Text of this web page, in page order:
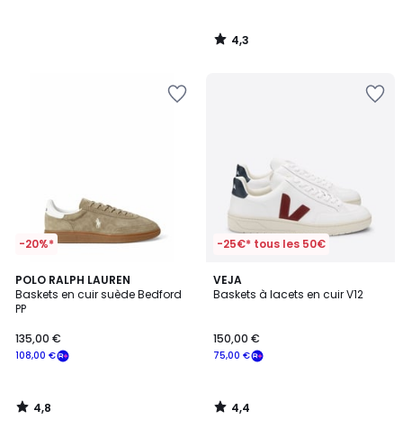
4,3
/
-20%*
POLO RALPH LAUREN
Baskets en cuir suède Bedford
PP
108,00 €
135,00 €
4,8
/ 5
4,8
/
-25€* tous les 50€
VEJA
Baskets à lacets en cuir V12
75,00 €
150,00 €
4,4
/ 5
4,4
/